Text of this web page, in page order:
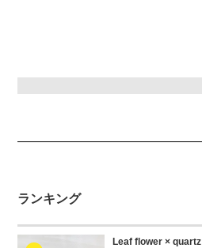
ランキング
Leaf flower × quartz